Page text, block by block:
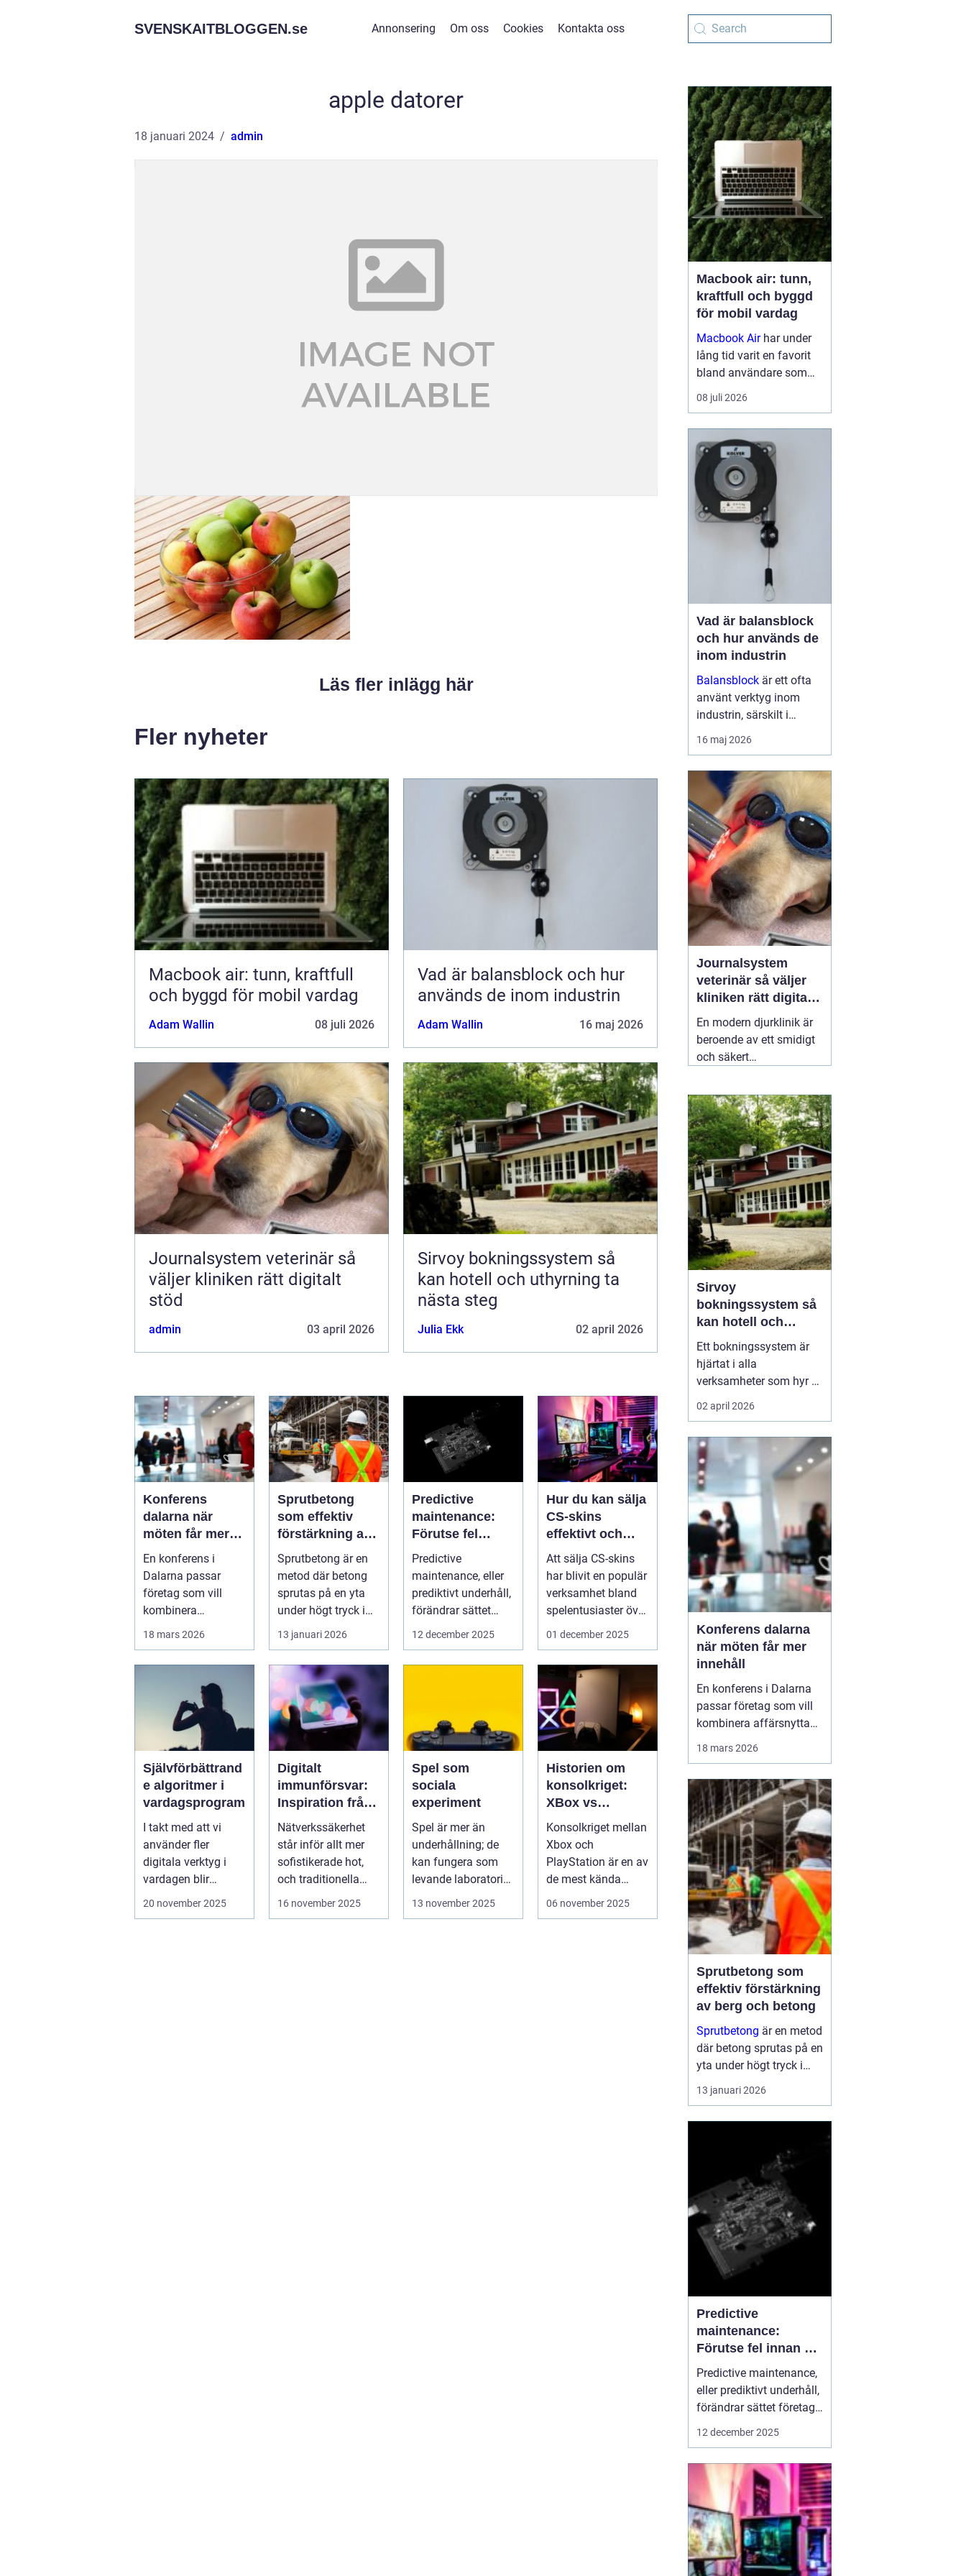
SVENSKAITBLOGGEN.se Annonsering Om oss Cookies Kontakta oss
apple datorer
18 januari 2024 admin
Läs fler inlägg här
Fler nyheter
Macbook air: tunn, kraftfull
och byggd för mobil vardag
Adam Wallin 08 juli 2026
Vad är balansblock och hur
används de inom industrin
Adam Wallin 16 maj 2026
Journalsystem veterinär så
väljer kliniken rätt digitalt
stöd
admin 03 april 2026
Sirvoy bokningssystem så
kan hotell och uthyrning ta
nästa steg
Julia Ekk 02 april 2026
Konferens
dalarna när
möten får mer
innehåll
En konferens i
Dalarna passar
företag som vill
kombinera
lugn, fokus...
18 mars 2026
Sprutbetong
som effektiv
förstärkning av
berg och betong
Sprutbetong är en
metod där betong
sprutas på en yta
under högt tryck i
stä...
13 januari 2026
Predictive
maintenance:
Förutse fel
innan de
uppstår med
hjälp av
sensorer
Predictive
maintenance, eller
prediktivt underhåll,
förändrar sättet
föret...
12 december 2025
Hur du kan sälja
CS-skins
effektivt och
tryggt
Att sälja CS-skins
har blivit en populär
verksamhet bland
spelentusiaster över
hela v...
01 december 2025
Självförbättrand
e algoritmer i
vardagsprogram
I takt med att vi
använder fler
digitala verktyg i
vardagen blir
mjukvarans
20 november 2025
Digitalt
immunförsvar:
Inspiration från
biologiska
system för att
stärka
nätverkssäkerhe
Nätverkssäkerhet
står inför allt mer
sofistikerade hot,
och traditionella
16 november 2025
Spel som
sociala
experiment
Spel är mer än
underhållning; de
kan fungera som
levande laboratorier
för m&aum...
13 november 2025
Historien om
konsolkriget:
XBox vs
PlayStation
Konsolkriget mellan
Xbox och
PlayStation är en av
de mest kända
rivaliteterna i
06 november 2025
Macbook air: tunn,
kraftfull och byggd
för mobil vardag
Macbook Airhar under
lång tid varit en favorit
bland användare som
vill ha en lätt, smidig och
samtidigt kraftfull dator
kreativitet. Med apples
egna chip har serien
tagit...
08 juli 2026
Vad är balansblock
och hur används de
inom industrin
Balansblock är ett ofta
använt verktyg inom
industrin, särskilt i
verkstads- och
produktionsmiljöer, där
effektivisera
arbetsfl&oum...
16 maj 2026
Journalsystem
veterinär så väljer
kliniken rätt digitalt
stöd
En modern djurklinik är
beroende av ett smidigt
och säkert
fungerande digitalt flöde
blir vardagen snabbt
rörig: dubbelbokningar,
svåröverskådliga
journaler och onödigt
administrativt arbete. Ett
03 april 2026
Sirvoy
bokningssystem så
kan hotell och
uthyrning ta nästa
steg
Ett bokningssystem är
hjärtat i alla
verksamheter som hyr ut
rum, stugor eller andra
objekt. När bokningarna
mejl till webben behövs
verktyg som är lätta att
förstå, fungerar dygnet
runt och minskar risken
för dubbelbokningar...
02 april 2026
Konferens dalarna
när möten får mer
innehåll
En konferens i Dalarna
passar företag som vill
kombinera affärsnytta
landsbygd, djupa skogar,
glittrande sjöar och en
levande kulturhistoria
mitt i Sverige, på rimligt
avstånd från storst...
18 mars 2026
Sprutbetong som
effektiv förstärkning
av berg och betong
Sprutbetong är en metod
där betong sprutas på en
yta under högt tryck i
stället för att gjutas i
formar. Tekniken a...
13 januari 2026
Predictive
maintenance:
Förutse fel innan de
uppstår med hjälp
av sensorer
Predictive maintenance,
eller prediktivt underhåll,
förändrar sättet företag
hanterar maskiner och
går sönder, använder
system se...
12 december 2025